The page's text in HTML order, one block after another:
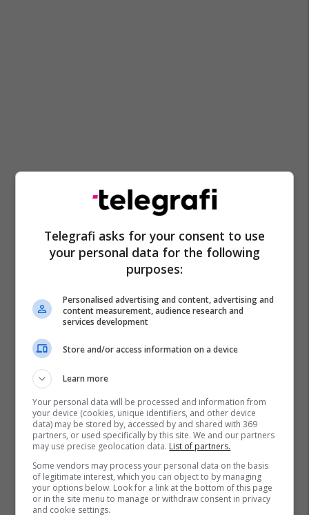
Telegrafi asks for your consent to use
your personal data for the following
purposes:
Personalised advertising and content, advertising and
content measurement, audience research and
services development
Store and/or access information on a device
Learn more
Your personal data will be processed and information from
your device (cookies, unique identifiers, and other device
data) may be stored by, accessed by and shared with 369
partners, or used specifically by this site. We and our partners
may use precise geolocation data. List of partners.
Some vendors may process your personal data on the basis
of legitimate interest, which you can object to by managing
your options below. Look for a link at the bottom of this page
or in the site menu to manage or withdraw consent in privacy
and cookie settings.